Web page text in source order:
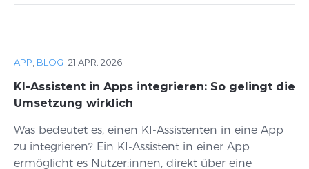
APP BLOG ·21 APR. 2026
KI-Assistent in Apps integrieren: So gelingt die
Umsetzung wirklich
Was bedeutet es, einen KI-Assistenten in eine App
zu integrieren? Ein KI-Assistent in einer App
ermöglicht es Nutzer:innen, direkt über eine